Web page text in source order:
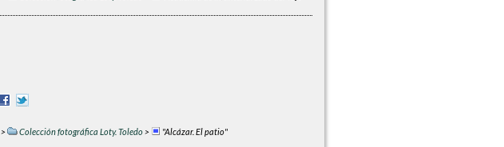
> Colección fotográfica Loty. Toledo> "Alcázar. El patio"